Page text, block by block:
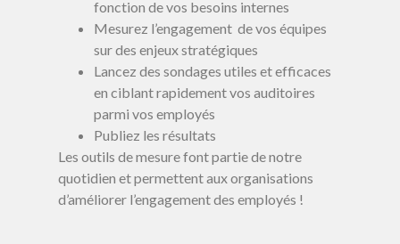
fonction de vos besoins internes
Mesurez l’engagement de vos équipes
sur des enjeux stratégiques
Lancez des sondages utiles et efficaces
en ciblant rapidement vos auditoires
parmi vos employés
Publiez les résultats
Les outils de mesure font partie de notre
quotidien et permettent aux organisations
d’améliorer l’engagement des employés !